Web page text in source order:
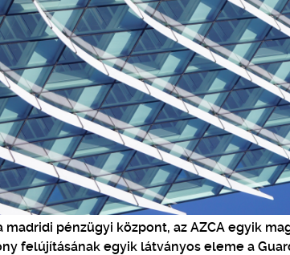
pénzügyi központ, az AZCA egyik
felújításának egyik látványos eleme a